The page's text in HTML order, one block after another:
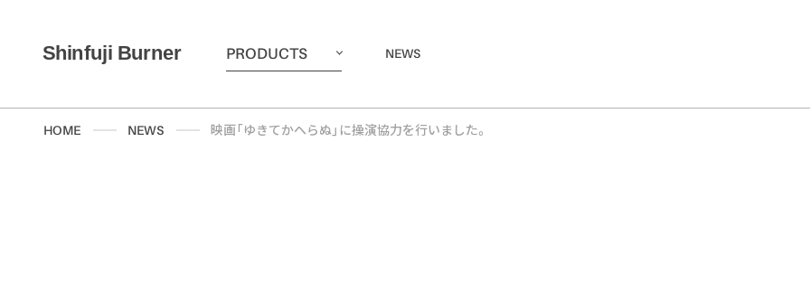
PRODUCTS NEWS
HOME NEWS 映画「ゆきてかへらぬ」に操演協力を行いました。